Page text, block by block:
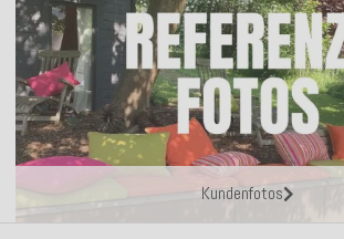
Kundenfotos